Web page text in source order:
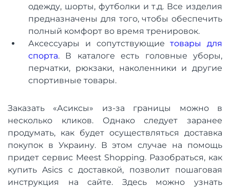
одежду, шорты, футболки и т.д. Все изделия
предназначены для того, чтобы обеспечить
полный комфорт во время тренировок.
Аксессуары и сопутствующиетовары для
спорта. В каталоге есть головные уборы,
перчатки, рюкзаки, наколенники и другие
спортивные товары.
Заказать «Асиксы» из-за границы можно в
несколько кликов. Однако следует заранее
продумать, как будет осуществляться доставка
покупок в Украину. В этом случае на помощь
придет сервис Meest Shopping. Разобраться, как
купить Asics с доставкой, позволит пошаговая
инструкция на сайте. Здесь можно узнать